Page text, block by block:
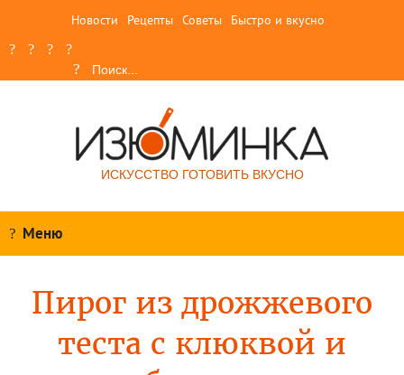
Новости Рецепты Советы Быстро и вкусно
ИСКУССТВО ГОТОВИТЬ ВКУСНО
Меню
Пирог из дрожжевого
теста с клюквой и